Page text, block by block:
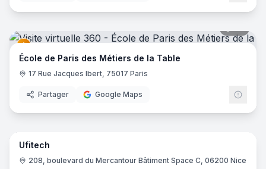
École de Paris des Métiers de la Table
17 Rue Jacques Ibert, 75017 Paris
Partager Google Maps
12
Ufitech
208, boulevard du Mercantour Bâtiment Space C, 06200 Nice